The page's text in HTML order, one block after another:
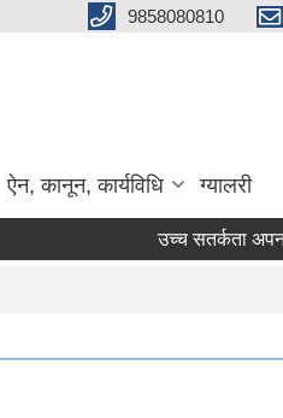
9858080810
ऐन, कानून, कार्यविधि ग्यालरी
उच्च सतर्कता अपनाउने